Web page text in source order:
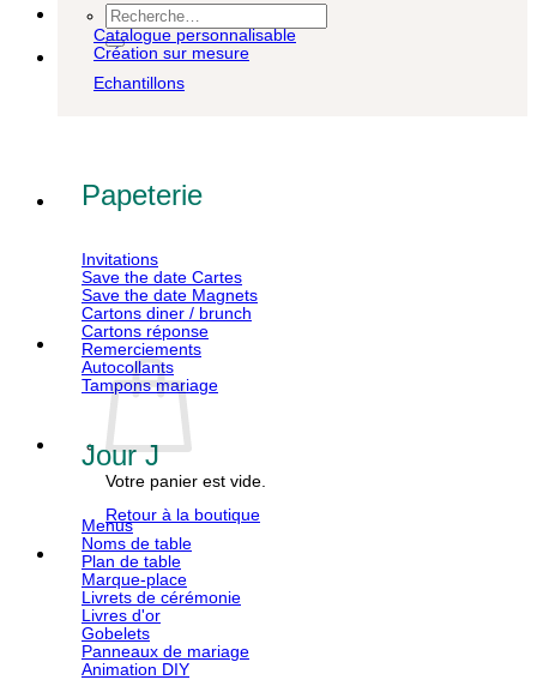
Recherche
pour :
Votre panier est vide.
Retour à la boutique
Catalogue personnalisable
Création sur mesure
Echantillons
Papeterie
Invitations
Save the date Cartes
Save the date Magnets
Cartons diner / brunch
Cartons réponse
Remerciements
Autocollants
Tampons mariage
Jour J
Menus
Noms de table
Plan de table
Marque-place
Livrets de cérémonie
Livres d'or
Gobelets
Panneaux de mariage
Animation DIY